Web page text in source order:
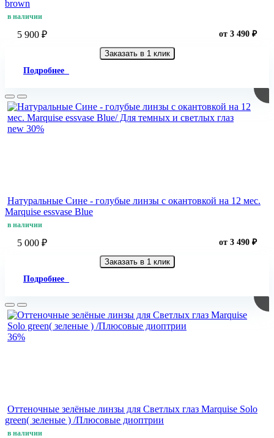
brown
в наличии
5 900 ₽ от 3 490 ₽
Заказать в 1 клик
Подробнее
new 30%
Натуральные Сине - голубые линзы c окантовкой на 12 мес.
Marquise essvase Blue
в наличии
5 000 ₽ от 3 490 ₽
Заказать в 1 клик
Подробнее
36%
Оттеночные зелёные линзы для Светлых глаз Marquise Solo
green( зеленые ) /Плюсовые диоптрии
в наличии